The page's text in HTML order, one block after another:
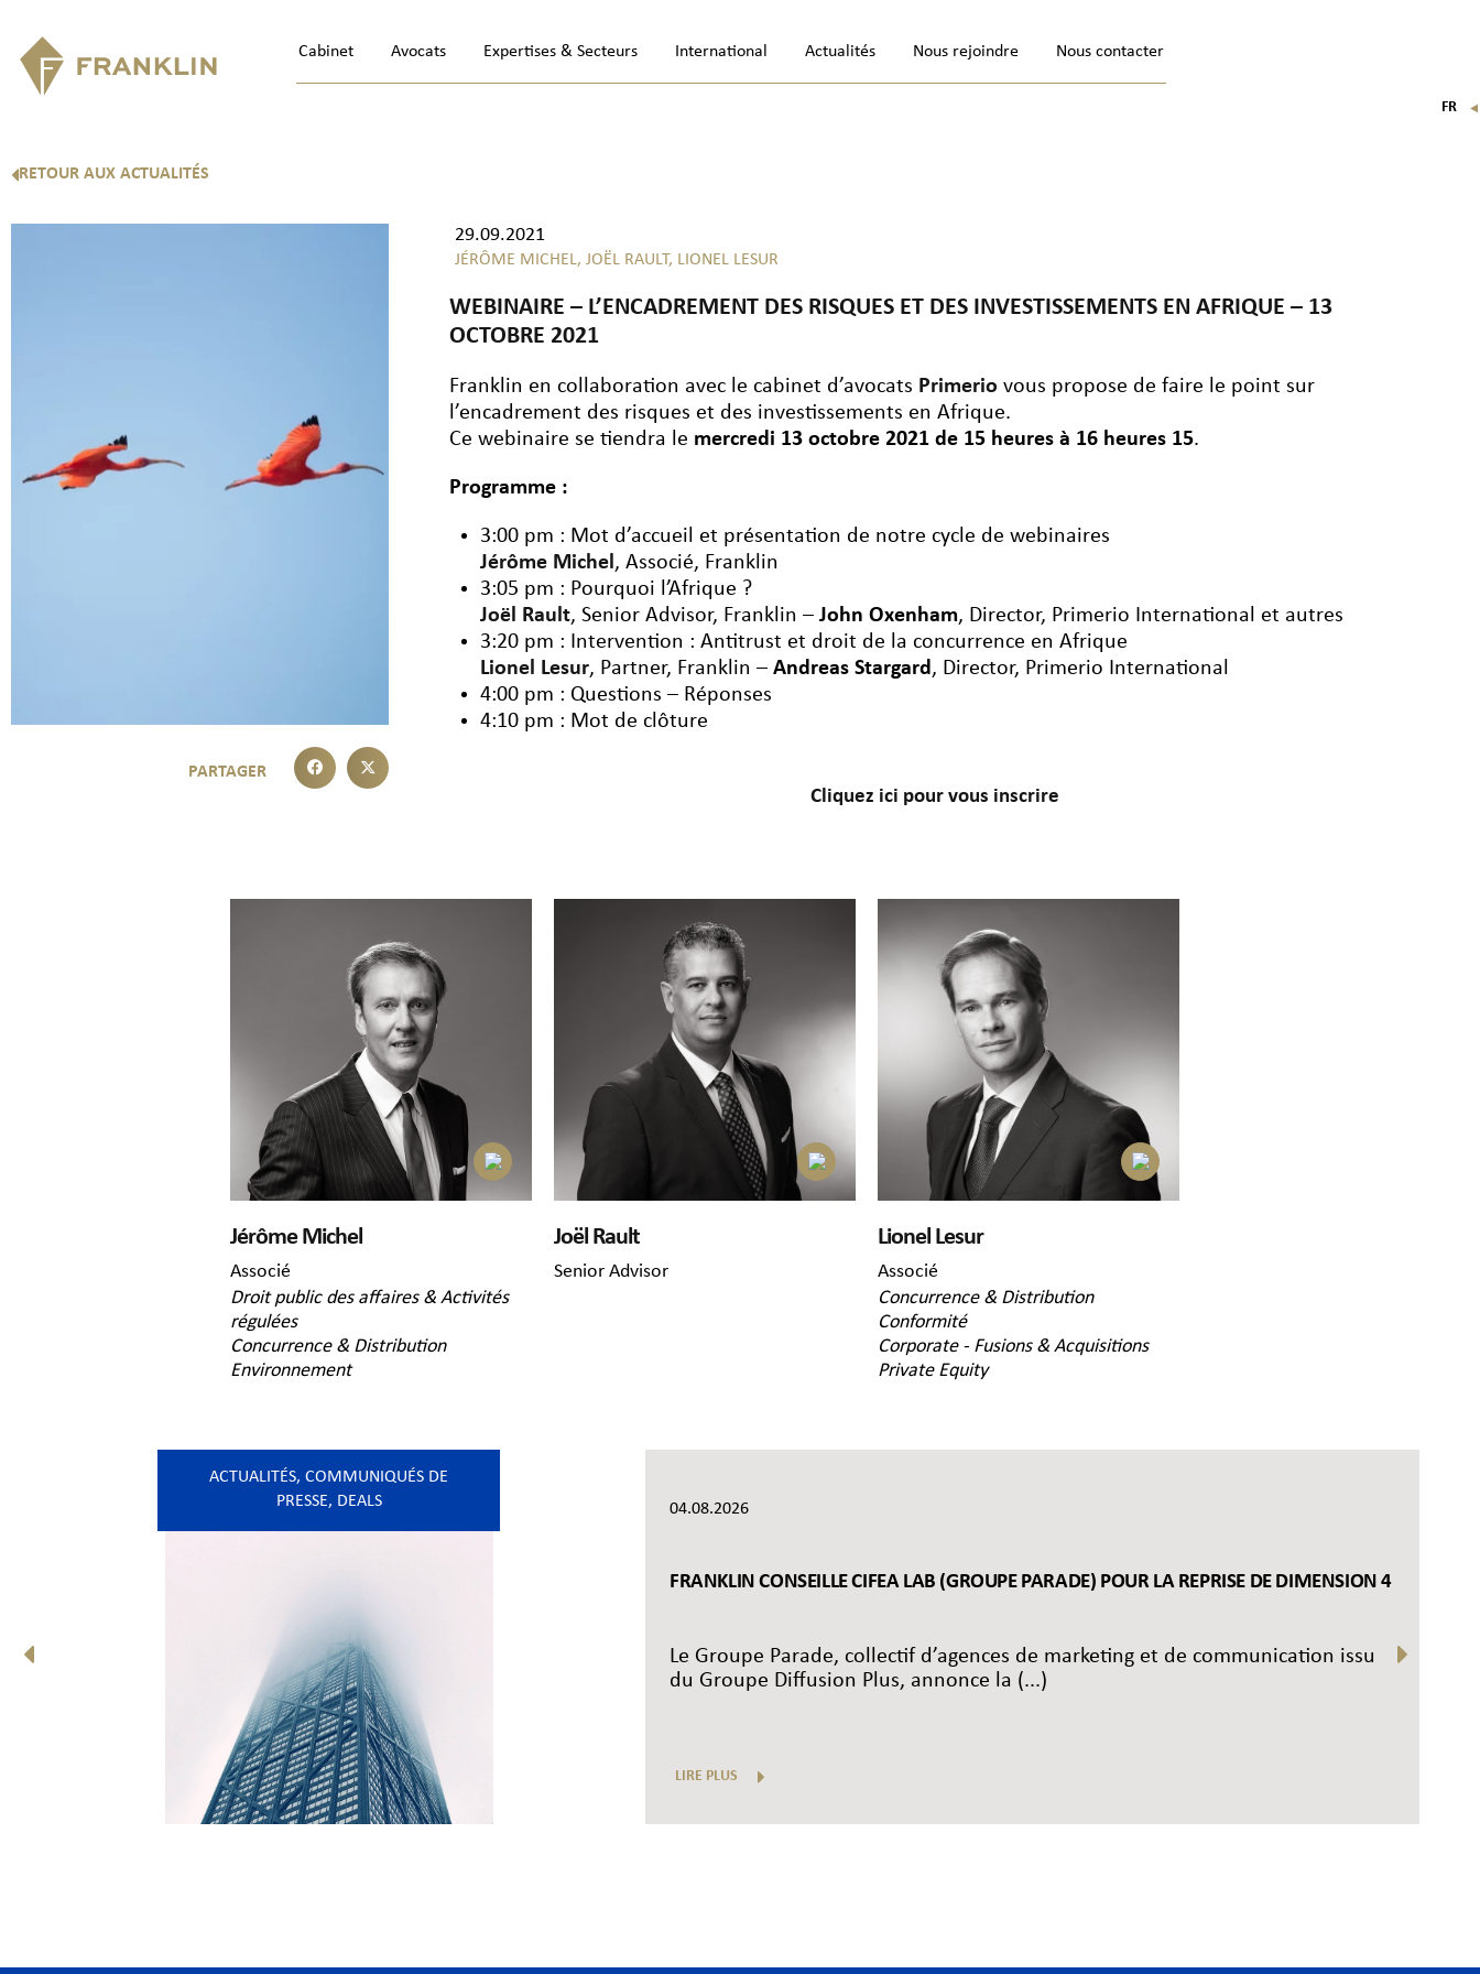
Cabinet Avocats Expertises & Secteurs International Actualités Nous rejoindre Nous contacter
FR ▼
RETOUR AUX ACTUALITÉS
29.09.2021
JÉRÔME MICHEL,JOËL RAULT, LIONEL LESUR
WEBINAIRE – L’ENCADREMENT DES RISQUES ET DES INVESTISSEMENTS EN AFRIQUE – 13
OCTOBRE 2021
Franklin en collaboration avec le cabinet d’avocats Primerio vous propose de faire le point sur
l’encadrement des risques et des investissements en Afrique.
Ce webinaire se tiendra le mercredi 13 octobre 2021 de 15 heures à 16 heures 15.
Programme :
3:00 pm : Mot d’accueil et présentation de notre cycle de webinaires
Jérôme Michel , Associé, Franklin
3:05 pm : Pourquoi l’Afrique ?
Joël Rault, Senior Advisor, Franklin –John Oxenham, Director, Primerio International et autres
3:20 pm : Intervention : Antitrust et droit de la concurrence en Afrique
Lionel Lesur, Partner, Franklin –Andreas Stargard , Director, Primerio International
4:00 pm : Questions – Réponses
4:10 pm : Mot de clôture
Cliquez ici pour vous inscrire
Jérôme Michel
Associé
Droit public des affaires & Activités
régulées
Concurrence & Distribution
Environnement
Joël Rault
Senior Advisor
Lionel Lesur
Associé
Concurrence & Distribution
Conformité
Corporate - Fusions & Acquisitions
Private Equity
ACTUALITÉS,COMMUNIQUÉS DE
PRESSE, DEALS 04.08.2026
FRANKLIN CONSEILLE CIFEA LAB (GROUPE PARADE) POUR LA REPRISE DE DIMENSION 4
Le Groupe Parade, collectif d’agences de marketing et de communication issu
du Groupe Diffusion Plus, annonce la (...)
LIRE PLUS